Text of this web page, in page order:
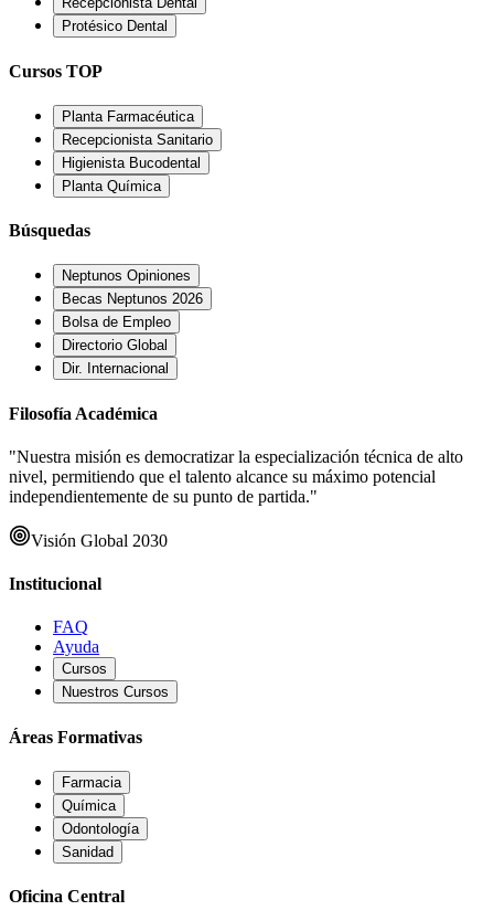
Protésico Dental
Cursos TOP
Planta Farmacéutica
Recepcionista Sanitario
Higienista Bucodental
Planta Química
Búsquedas
Neptunos Opiniones
Becas Neptunos 2026
Bolsa de Empleo
Directorio Global
Dir. Internacional
Filosofía Académica
"Nuestra misión es democratizar la especialización técnica de alto
nivel, permitiendo que el talento alcance su máximo potencial
independientemente de su punto de partida."
Visión Global 2030
Institucional
FAQ
Ayuda
Cursos
Nuestros Cursos
Áreas Formativas
Farmacia
Química
Odontología
Sanidad
Oficina Central